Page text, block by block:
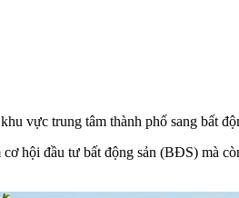
vực trung tâm thành phố sang bất
hội đầu tư bất động sản (BĐS) mà